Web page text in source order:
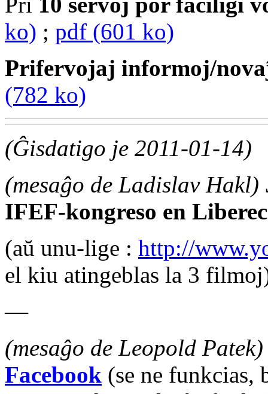
ko) ; pdf (601 ko)
Prifervojaj informoj/
(782 ko)
(Ĝisdatigo je 2011-01-14)
(mesaĝo de Ladislav Hakl)
IFEF-kongreso en Liberec
(aŭ unu-lige : http://
el kiu atingeblas la 3
—
(mesaĝo de Leopold Patek)
Facebook (se ne